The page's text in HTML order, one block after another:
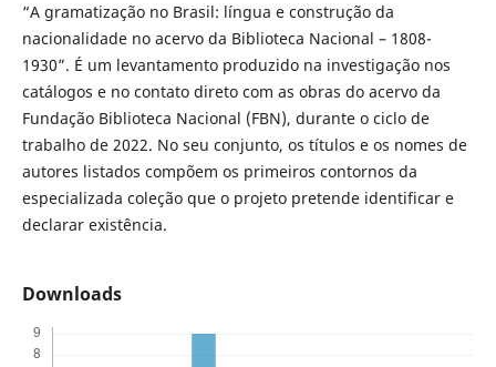
“A gramatização no Brasil: língua e construção da
nacionalidade no acervo da Biblioteca Nacional – 1808-
1930”. É um levantamento produzido na investigação nos
catálogos e no contato direto com as obras do acervo da
Fundação Biblioteca Nacional (FBN), durante o ciclo de
trabalho de 2022. No seu conjunto, os títulos e os nomes de
autores listados compõem os primeiros contornos da
especializada coleção que o projeto pretende identificar e
declarar existência.
Downloads